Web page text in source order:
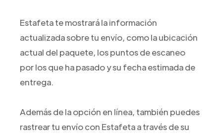
Estafeta te mostrará la información
actualizada sobre tu envío, como la ubicación
actual del paquete, los puntos de escaneo
por los que ha pasado y su fecha estimada de
entrega.
Además de la opción en línea, también puedes
rastrear tu envío con Estafeta a través de su